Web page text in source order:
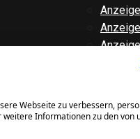
Webseite zu verbessern,
Informationen zu den von